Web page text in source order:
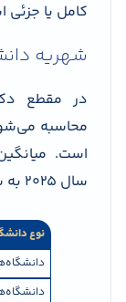
کامل یا جزئی
شهریه
در مقطع
محاسبه
است.
سال ۲۰۲۵ به شکل زیر است:
نوع